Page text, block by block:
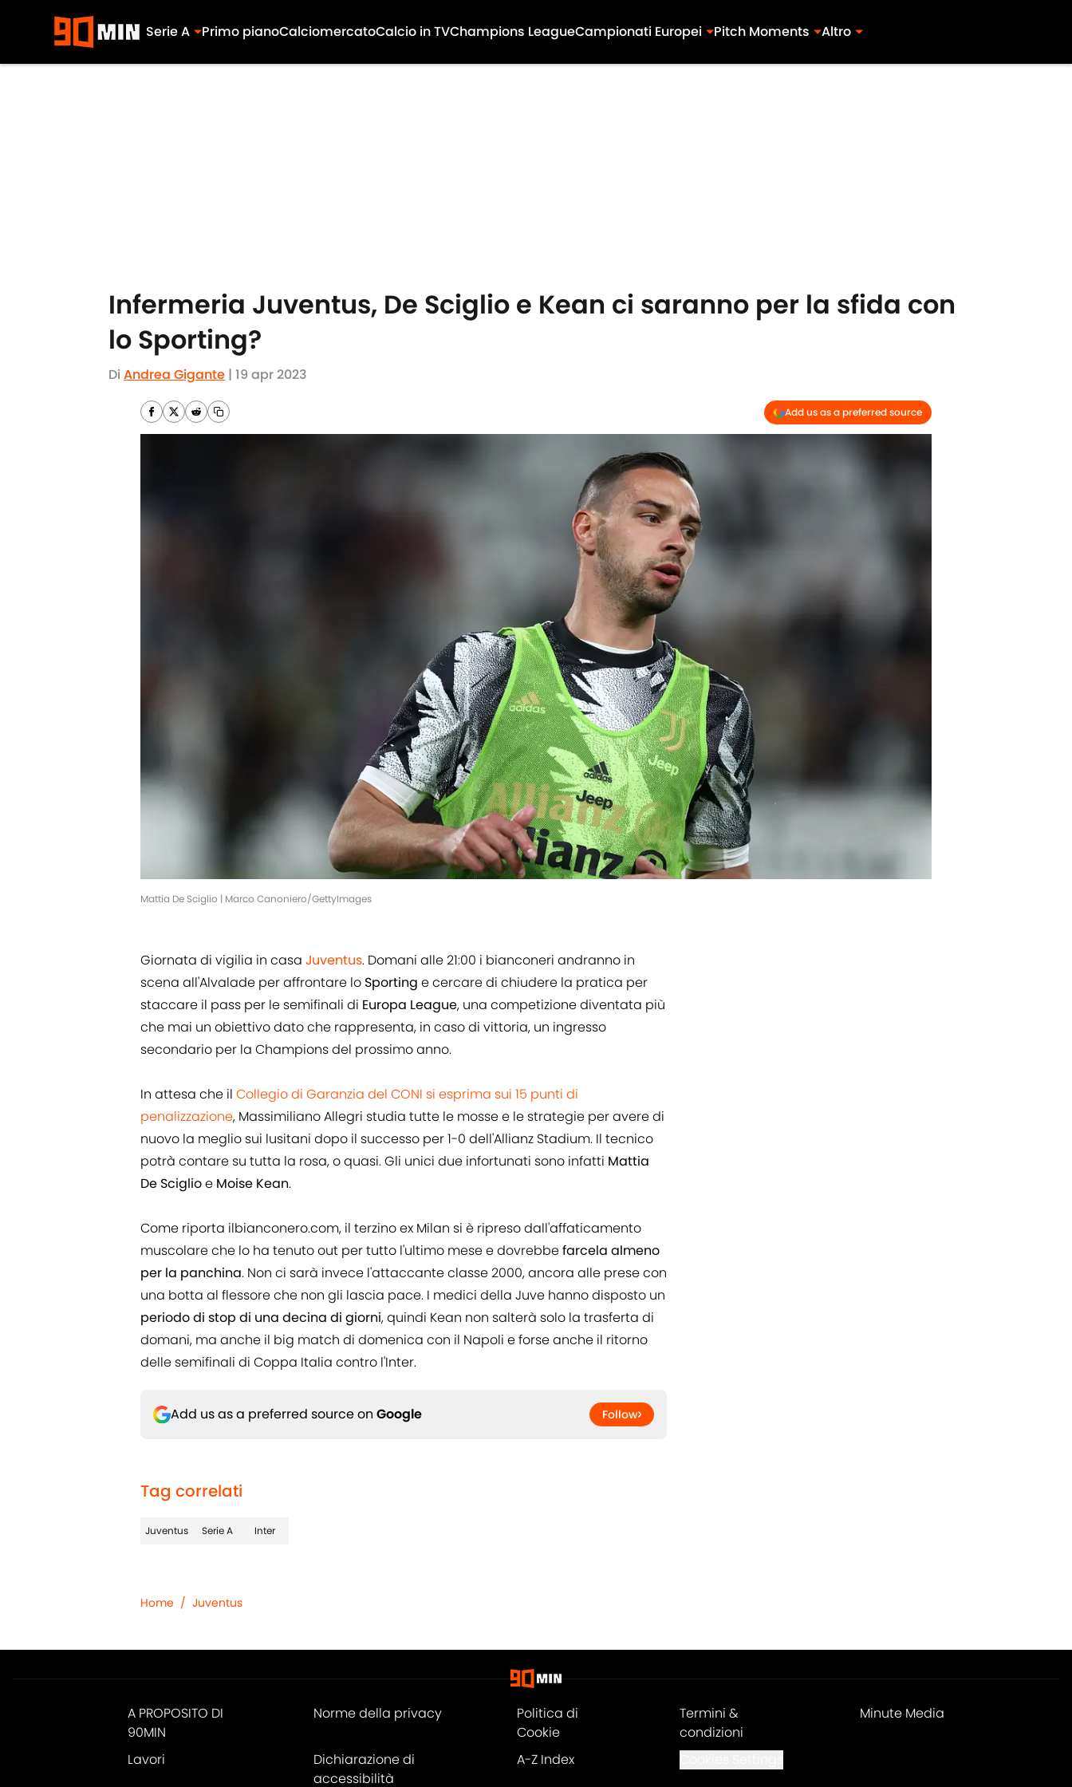
Serie A Primo pianoCalciomercatoCalcio in TVChampions LeagueCampionati Europei Pitch Moments Altro
Infermeria Juventus, De Sciglio e Kean ci saranno per la sfida con
lo Sporting?
Di Andrea Gigante | 19 apr 2023
Add us as a preferred source
Mattia De Sciglio | Marco Canoniero/GettyImages
Giornata di vigilia in casa Juventus. Domani alle 21:00 i bianconeri andranno in
scena all'Alvalade per affrontare lo Sporting e cercare di chiudere la pratica per
staccare il pass per le semifinali di Europa League, una competizione diventata più
che mai un obiettivo dato che rappresenta, in caso di vittoria, un ingresso
secondario per la Champions del prossimo anno.
In attesa che il Collegio di Garanzia del CONI si esprima sui 15 punti di
penalizzazione, Massimiliano Allegri studia tutte le mosse e le strategie per avere di
nuovo la meglio sui lusitani dopo il successo per 1-0 dell'Allianz Stadium. Il tecnico
potrà contare su tutta la rosa, o quasi. Gli unici due infortunati sono infatti Mattia
De Sciglioe Moise Kean.
Come riporta ilbianconero.com, il terzino ex Milan si è ripreso dall'affaticamento
muscolare che lo ha tenuto out per tutto l'ultimo mese e dovrebbefarcela almeno
per la panchina. Non ci sarà invece l'attaccante classe 2000, ancora alle prese con
una botta al flessore che non gli lascia pace. I medici della Juve hanno disposto un
periodo di stop di una decina di giorni, quindi Kean non salterà solo la trasferta di
domani, ma anche il big match di domenica con il Napoli e forse anche il ritorno
delle semifinali di Coppa Italia contro l'Inter.
Add us as a preferred source on Google Follow
Tag correlati
Juventus Serie A Inter
Home / Juventus
A PROPOSITO DI
90MIN
Norme della privacy
Politica di
Cookie
Termini &
condizioni
Minute Media
Lavori
Dichiarazione di
accessibilità
A-Z Index